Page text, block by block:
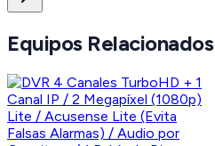
Equipos Relacionados